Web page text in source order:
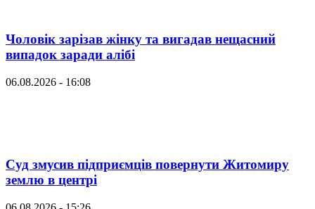
Чоловік зарізав жінку та вигадав нещасний
випадок заради алібі
06.08.2026 - 16:08
Суд змусив підприємців повернути Житомиру
землю в центрі